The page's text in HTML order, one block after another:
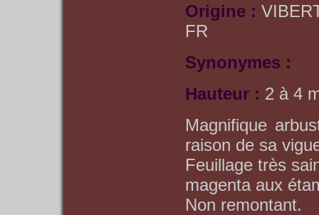
Origine :
FR
Synonymes :
Hauteur : 2 à 4
Magnifique
raison de sa
Feuillage très
magenta aux
Non remontant.